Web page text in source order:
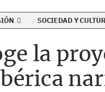
SOCIEDAD Y
la